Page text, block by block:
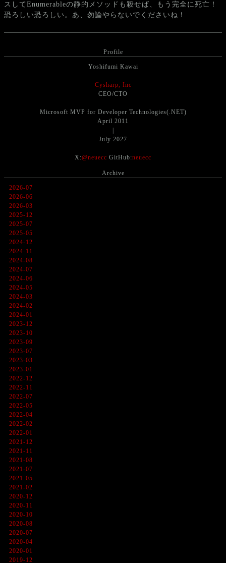
スしてEnumerableの静的メソッドも殺せば、もう完全に死亡！
恐ろしい恐ろしい。あ、勿論やらないでくださいね！
Profile
Yoshifumi Kawai
Cysharp, Inc
CEO/CTO
Microsoft MVP for Developer Technologies(.NET)
April 2011
July 2027
X:@neuecc GitHub:neuecc
Archive
2026-07
2026-06
2026-03
2025-12
2025-07
2025-05
2024-12
2024-11
2024-08
2024-07
2024-06
2024-05
2024-03
2024-02
2024-01
2023-12
2023-10
2023-09
2023-07
2023-03
2023-01
2022-12
2022-11
2022-07
2022-05
2022-04
2022-02
2022-01
2021-12
2021-11
2021-08
2021-07
2021-05
2021-02
2020-12
2020-11
2020-10
2020-08
2020-07
2020-04
2020-01
2019-12